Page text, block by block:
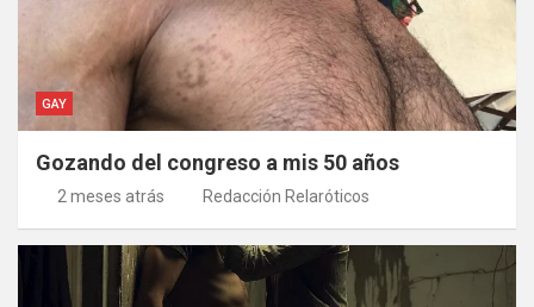
GAY
Gozando del congreso a mis 50 años
2 meses atrás Redacción Relaróticos